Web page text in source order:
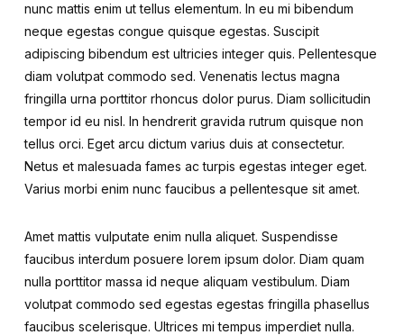
nunc mattis enim ut tellus elementum. In eu mi bibendum
neque egestas congue quisque egestas. Suscipit
adipiscing bibendum est ultricies integer quis. Pellentesque
diam volutpat commodo sed. Venenatis lectus magna
fringilla urna porttitor rhoncus dolor purus. Diam sollicitudin
tempor id eu nisl. In hendrerit gravida rutrum quisque non
tellus orci. Eget arcu dictum varius duis at consectetur.
Netus et malesuada fames ac turpis egestas integer eget.
Varius morbi enim nunc faucibus a pellentesque sit amet.
Amet mattis vulputate enim nulla aliquet. Suspendisse
faucibus interdum posuere lorem ipsum dolor. Diam quam
nulla porttitor massa id neque aliquam vestibulum. Diam
volutpat commodo sed egestas egestas fringilla phasellus
faucibus scelerisque. Ultrices mi tempus imperdiet nulla.